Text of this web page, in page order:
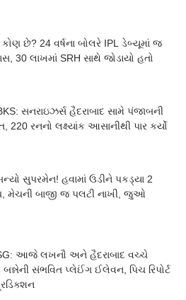
છે? 24 વર્ષના બોલરે IPL ડેબ્યૂમાં જ
30 લાખમાં SRH સાથે જોડાયો હતો
સનરાઇઝર્સ હૈદરાબાદ સામે પંજાબની
220 રનનો લક્ષ્યાંક આસાનીથી પાર કર્યો
સુપરમેન! હવામાં ઉડીને પકડ્યા 2
બાજી જ પલટી નાખી, જુઓ
આજે લખનૌ અને હૈદરાબાદ વચ્ચે
સંભવિત પ્લેઈંગ ઈલેવન, પિચ રિપોર્ટ